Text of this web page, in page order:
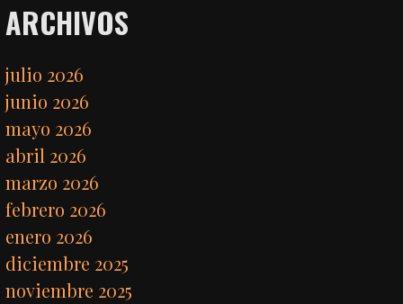
ARCHIVOS
julio 2026
junio 2026
mayo 2026
abril 2026
marzo 2026
febrero 2026
enero 2026
diciembre 2025
noviembre 2025